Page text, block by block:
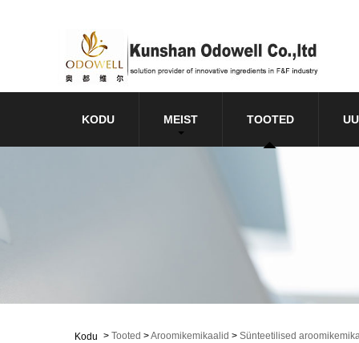
KODU MEIST TOOTED
Kodu > Tooted >Aroomikemikaalid > Sünteetilised